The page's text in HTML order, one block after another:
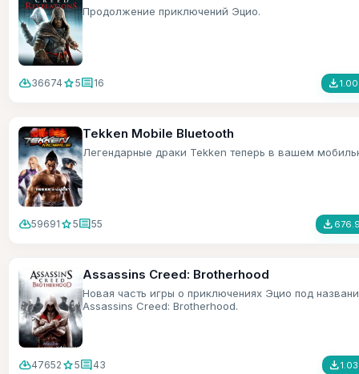
Продолжение приключений Эцио.
cloud_download36674 star5comment16 file_download
Tekken Mobile Bluetooth
Легендарные драки Tekken теперь в вашем
cloud_download59691 star5comment55 file_download
Assassins Creed: Brotherhood
Новая часть игры о приключениях Эцио под
Assassins Creed: Brotherhood.
cloud_download47652 star5comment43 file_download